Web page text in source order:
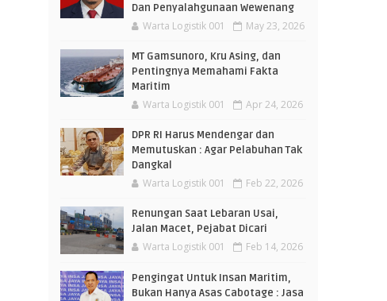
Dan Penyalahgunaan Wewenang
Warta Logistik 001 May 23, 2026
MT Gamsunoro, Kru Asing, dan
Pentingnya Memahami Fakta
Maritim
Warta Logistik 001 Apr 24, 2026
DPR RI Harus Mendengar dan
Memutuskan : Agar Pelabuhan Tak
Dangkal
Warta Logistik 001 Feb 22, 2026
Renungan Saat Lebaran Usai,
Jalan Macet, Pejabat Dicari
Warta Logistik 001 Feb 14, 2026
Pengingat Untuk Insan Maritim,
Bukan Hanya Asas Cabotage : Jasa